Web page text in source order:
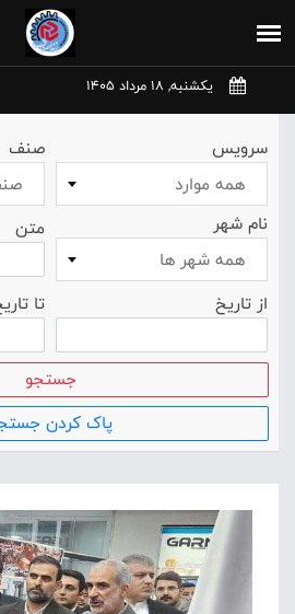
یکشنبه, 18 مرداد 1405
سرویس
همه موارد
صنف
نام شهر
همه شهر ها
متن
از تاریخ تا
جستجو
پاک کردن